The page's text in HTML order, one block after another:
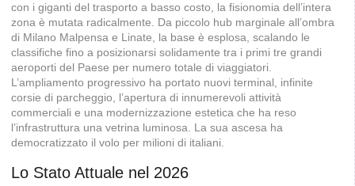
con i giganti del trasporto a basso costo, la fisionomia dell’intera
zona è mutata radicalmente. Da piccolo hub marginale all’ombra
di Milano Malpensa e Linate, la base è esplosa, scalando le
classifiche fino a posizionarsi solidamente tra i primi tre grandi
aeroporti del Paese per numero totale di viaggiatori.
L’ampliamento progressivo ha portato nuovi terminal, infinite
corsie di parcheggio, l’apertura di innumerevoli attività
commerciali e una modernizzazione estetica che ha reso
l’infrastruttura una vetrina luminosa. La sua ascesa ha
democratizzato il volo per milioni di italiani.
Lo Stato Attuale nel 2026